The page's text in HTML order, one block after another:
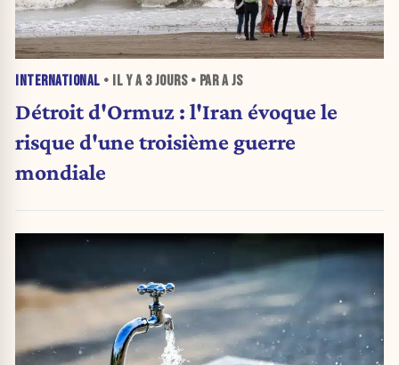
INTERNATIONAL • IL Y A 3 JOURS• PAR A JS
Détroit d'Ormuz : l'Iran évoque le
risque d'une troisième guerre
mondiale